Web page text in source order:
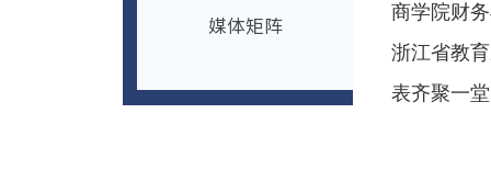
媒体矩阵
商学院财
浙江省教
表齐聚一